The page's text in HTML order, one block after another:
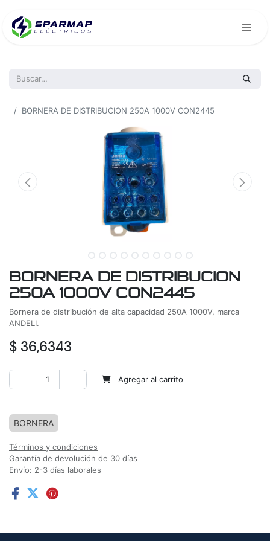
BORNERA DE DISTRIBUCION 250A 1000V CON2445
BORNERA DE DISTRIBUCION
250A 1000V CON2445
Bornera de distribución de alta capacidad 250A 1000V, marca
ANDELI.
$ 36,6343
Agregar al carrito
BORNERA
Términos y condiciones
Garantía de devolución de 30 días
Envío: 2-3 días laborales